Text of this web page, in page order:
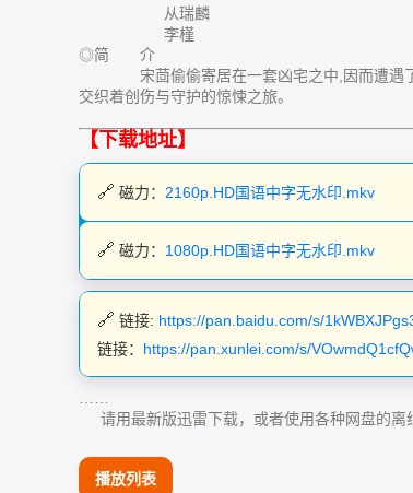
从瑞麟
李槿
◎简 介
宋茴偷偷寄居在一套凶宅之中,因而遭遇了
交织着创伤与守护的惊悚之旅。
【下载地址】
磁力： 2160p.HD国语中字无水印.mkv
磁力： 1080p.HD国语中字无水印.mkv
链接: https://pan.baidu.com/s/
链接： https://pan.xunlei.com/s/
请用最新版迅雷下载，或者使用各种网盘的离
播放列表